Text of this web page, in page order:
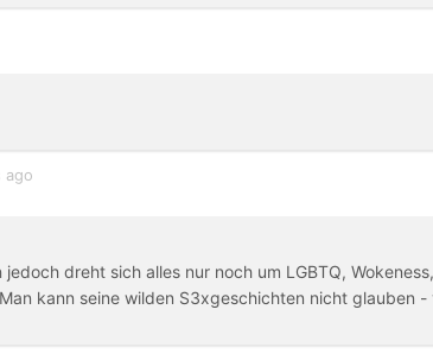
ago
dreht sich alles nur noch um LGBTQ, Wokeness,
kann seine wilden S3xgeschichten nicht glauben -